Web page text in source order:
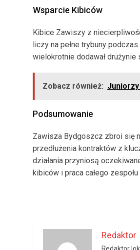
Wsparcie Kibiców
Kibice Zawiszy z
liczy na pełne trybuny
wielokrotnie dodawał drużynie
Zobacz również:
Podsumowanie
Zawisza Bydgoszcz zbroi się
przedłużenia kontraktów z
działania przyniosą
kibiców i praca całego
Redaktor